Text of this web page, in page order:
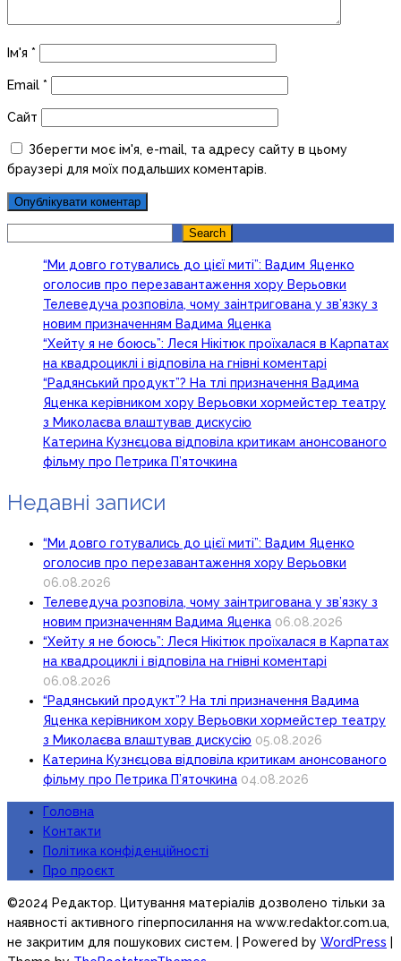
Ім'я *
Email *
Сайт
Зберегти моє ім'я, e-mail, та адресу сайту в цьому
браузері для моїх подальших коментарів.
Search
“Ми довго готувались до цієї миті”: Вадим Яценко
оголосив про перезавантаження хору Верьовки
Телеведуча розповіла, чому заінтригована у зв’язку з
новим призначенням Вадима Яценка
“Хейту я не боюсь”: Леся Нікітюк проїхалася в Карпатах
на квадроциклі і відповіла на гнівні коментарі
“Радянський продукт”? На тлі призначення Вадима
Яценка керівником хору Верьовки хормейстер театру
з Миколаєва влаштував дискусію
Катерина Кузнєцова відповіла критикам анонсованого
фільму про Петрика П’яточкина
Недавні записи
“Ми довго готувались до цієї миті”: Вадим Яценко
оголосив про перезавантаження хору Верьовки
06.08.2026
Телеведуча розповіла, чому заінтригована у зв’язку з
новим призначенням Вадима Яценка 06.08.2026
“Хейту я не боюсь”: Леся Нікітюк проїхалася в Карпатах
на квадроциклі і відповіла на гнівні коментарі
06.08.2026
“Радянський продукт”? На тлі призначення Вадима
Яценка керівником хору Верьовки хормейстер театру
з Миколаєва влаштував дискусію 05.08.2026
Катерина Кузнєцова відповіла критикам анонсованого
фільму про Петрика П’яточкина 04.08.2026
Головна
Контакти
Політика конфіденційності
Про проєкт
©2024 Редактор. Цитування матеріалів дозволено тільки за
наявності активного гіперпосилання на www.redaktor.com.ua,
не закритим для пошукових систем. | Powered by WordPress